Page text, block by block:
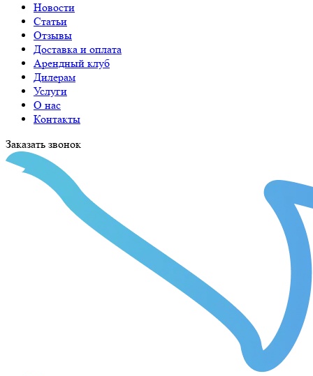
Новости
Статьи
Отзывы
Доставка и оплата
Арендный клуб
Дилерам
Услуги
О нас
Контакты
Заказать звонок